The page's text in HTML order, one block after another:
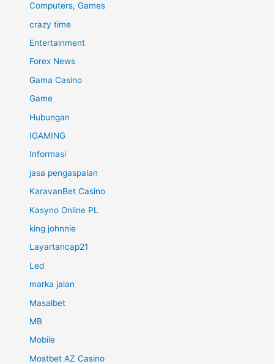
Computers, Games
crazy time
Entertainment
Forex News
Gama Casino
Game
Hubungan
IGAMING
Informasi
jasa pengaspalan
KaravanBet Casino
Kasyno Online PL
king johnnie
Layartancap21
Led
marka jalan
Masalbet
MB
Mobile
Mostbet AZ Casino